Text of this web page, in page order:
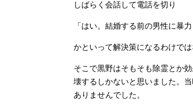
しばらく会話して電話を切り
「はい。結婚する前の男性に暴
かといって解決策になるわけで
そこで黒野はそもそも除霊とか
壊するしかないと思いました。
ありませんでした。